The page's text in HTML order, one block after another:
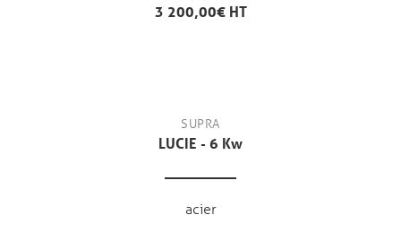
3 200,00€ HT
SUPRA
LUCIE - 6 Kw
acier